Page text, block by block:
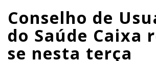
terça
|
Conselho de
do Saúde Caixa
se nesta terça